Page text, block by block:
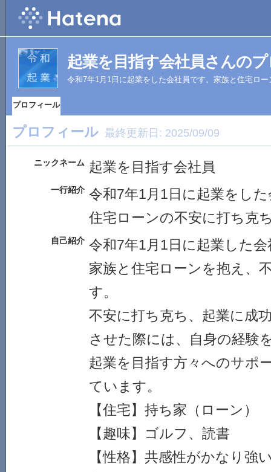
起業を目指す会社員さんの
令和7年1月1日に起業をした会社員です。家族と住宅ロ
プロフィール
プロフィール 最終更新日: 2025/09/09
ニックネーム 起業を目指す会社員
一行紹介 令和7年1月1日に起業をし
住宅ローンの不安に打ち克
自己紹介 令和7年1月1日に起業した
家族と住宅ローンを抱え、
す。
不安に打ち克ち、起業に成
させた際には、自身の経験
起業を目指す方々へのサポ
ています。
【住宅】持ち家（ローン）
【趣味】ゴルフ、読書
【性格】共感性がかなり強